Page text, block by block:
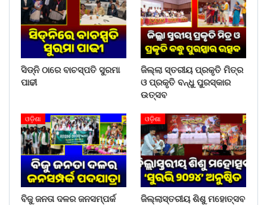
WhatsApp
ସିଡ୍‌ନି ଠାରେ ବାଚସ୍ପତି ସୁରମା
ପାଢୀ
ଜିଲ୍ଲା ସ୍ତରୀୟ ପ୍ରକୃତି ମିତ୍ର
ଓ ପ୍ରକୃତି ବନ୍ଧୁ ପୁରସ୍କାର
ଉତ୍ସବ
ଓଡ଼ିଶା
ବିଜୁ ଜନତା ଦଳର ଜନସମ୍ପର୍କ
ଓଡ଼ିଶା
ଜିଲ୍ଲାସ୍ତରୀୟ ଶିଶୁ ମହୋତ୍ସବ